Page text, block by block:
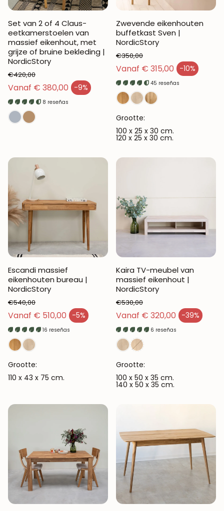
Set van 2 of 4 Claus-
eetkamerstoelen van
massief eikenhout, met
grijze of bruine bekleding |
NordicStory
Vanaf € 380,00 -9%
Verkoopprijs
Normale prijs
€420,00
8 reseñas
Zwevende eikenhouten
buffetkast Sven |
NordicStory
Vanaf € 315,00 -10%
Verkoopprijs
Normale prijs
€350,00
45 reseñas
Grootte:
100 x 25 x 30 cm.
120 x 25 x 30 cm.
Escandi massief
eikenhouten bureau |
NordicStory
Vanaf € 510,00 -5%
Verkoopprijs
Normale prijs
€540,00
16 reseñas
Grootte:
110 x 43 x 75 cm.
Kaira TV-meubel van
massief eikenhout |
NordicStory
Vanaf € 320,00 -39%
Verkoopprijs
Normale prijs
€530,00
6 reseñas
Grootte:
100 x 50 x 35 cm.
140 x 50 x 35 cm.